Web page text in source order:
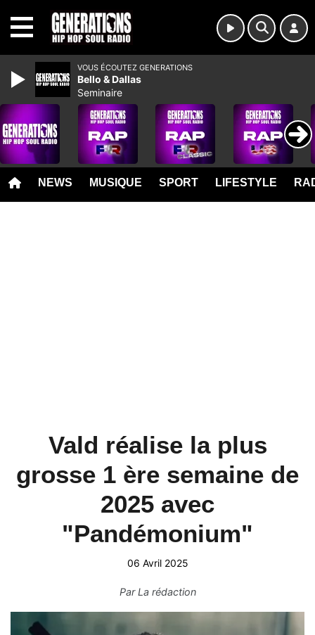
NEWS MUSIQUE SPORT LIFESTYLE
Vald réalise la plus
grosse 1 ère semaine de
2025 avec
"Pandémonium"
06 Avril 2025
ParLa rédaction
VOUS ÉCOUTEZ GENERATIONS
Bello & Dallas
Seminaire